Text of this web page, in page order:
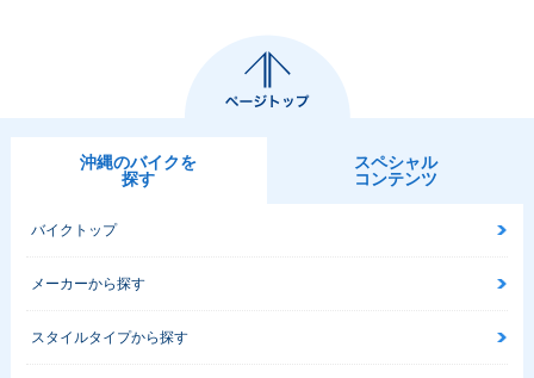
沖縄のバイクを
探す
スペシャル
コンテンツ
バイクトップ
メーカーから探す
スタイルタイプから探す